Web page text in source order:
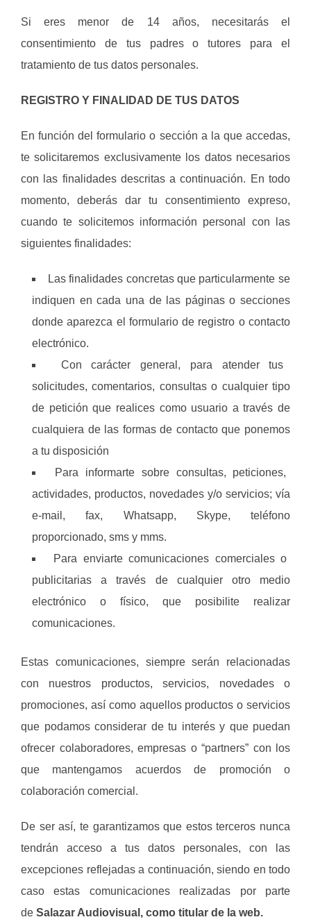
Si eres menor de 14 años, necesitarás el
consentimiento de tus padres o tutores para el
tratamiento de tus datos personales.
REGISTRO Y FINALIDAD DE TUS DATOS
En función del formulario o sección a la que accedas,
te solicitaremos exclusivamente los datos necesarios
con las finalidades descritas a continuación. En todo
momento, deberás dar tu consentimiento expreso,
cuando te solicitemos información personal con las
siguientes finalidades:
Las finalidades concretas que particularmente se
indiquen en cada una de las páginas o secciones
donde aparezca el formulario de registro o contacto
electrónico.
Con carácter general, para atender tus
solicitudes, comentarios, consultas o cualquier tipo
de petición que realices como usuario a través de
cualquiera de las formas de contacto que ponemos
a tu disposición
Para informarte sobre consultas, peticiones,
actividades, productos, novedades y/o servicios; vía
e-mail, fax, Whatsapp, Skype, teléfono
proporcionado, sms y mms.
Para enviarte comunicaciones comerciales o
publicitarias a través de cualquier otro medio
electrónico o físico, que posibilite realizar
comunicaciones.
Estas comunicaciones, siempre serán relacionadas
con nuestros productos, servicios, novedades o
promociones, así como aquellos productos o servicios
que podamos considerar de tu interés y que puedan
ofrecer colaboradores, empresas o “partners” con los
que mantengamos acuerdos de promoción o
colaboración comercial.
De ser así, te garantizamos que estos terceros nunca
tendrán acceso a tus datos personales, con las
excepciones reflejadas a continuación, siendo en todo
caso estas comunicaciones realizadas por parte
de Salazar Audiovisual, como titular de la web.